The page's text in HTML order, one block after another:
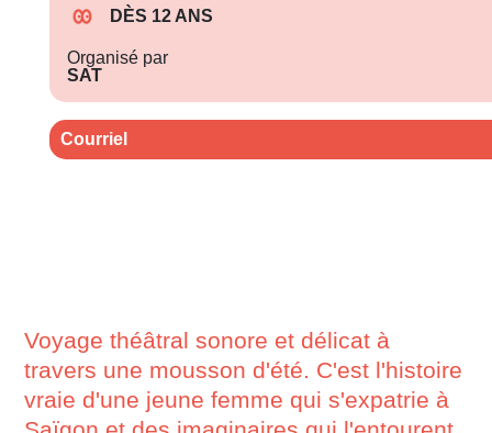
Voyage théâtral sonore et délicat à
travers une mousson d'été. C'est l'histoire
vraie d'une jeune femme qui s'expatrie à
DÈS 12 ANS
Organisé par
SAT
Courriel